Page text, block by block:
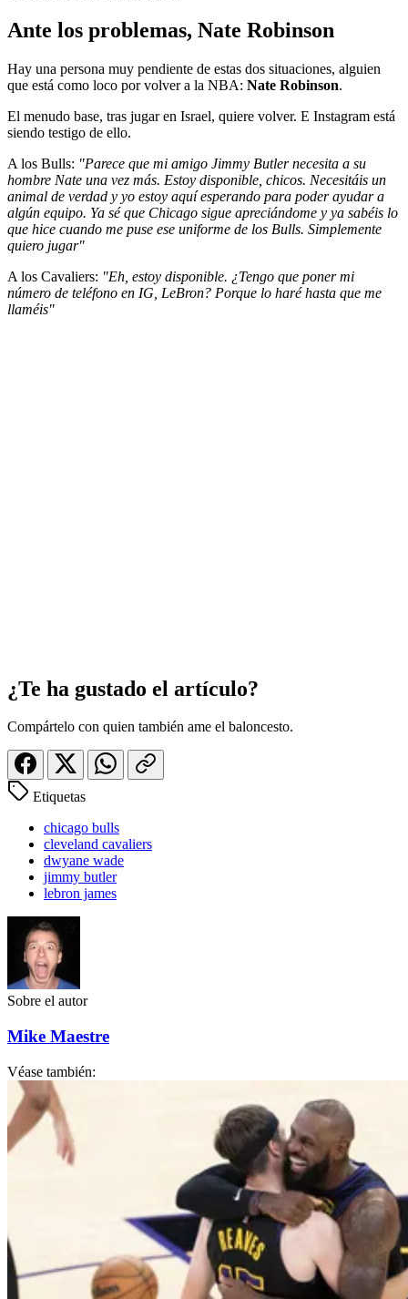
Ante los problemas, Nate Robinson
Hay una persona muy pendiente de estas dos situaciones, alguien
que está como loco por volver a la NBA: Nate Robinson.
El menudo base, tras jugar en Israel, quiere volver. E Instagram está
siendo testigo de ello.
A los Bulls: "Parece que mi amigo Jimmy Butler necesita a su
hombre Nate una vez más. Estoy disponible, chicos. Necesitáis un
animal de verdad y yo estoy aquí esperando para poder ayudar a
algún equipo. Ya sé que Chicago sigue apreciándome y ya sabéis lo
que hice cuando me puse ese uniforme de los Bulls. Simplemente
quiero jugar"
A los Cavaliers: "Eh, estoy disponible. ¿Tengo que poner mi
número de teléfono en IG, LeBron? Porque lo haré hasta que me
llaméis"
¿Te ha gustado el artículo?
Compártelo con quien también ame el baloncesto.
Etiquetas
chicago bulls
cleveland cavaliers
dwyane wade
jimmy butler
lebron james
Sobre el autor
Mike Maestre
Véase también: